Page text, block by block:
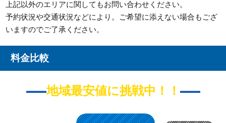
上記以外のエリアに関してもお問い合わせください。
予約状況や交通状況などにより。ご希望に添えない場合もござ
いますのでご了承ください。
料金比較
地域最安値に挑戦中！！